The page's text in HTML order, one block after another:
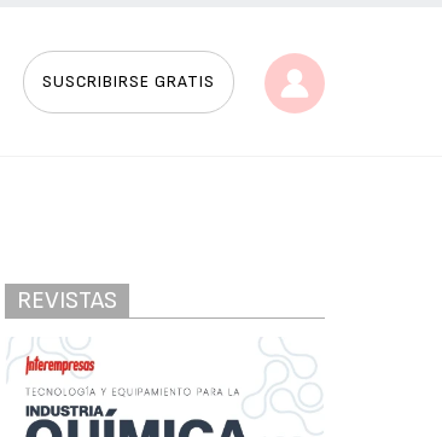
SUSCRIBIRSE GRATIS
REVISTAS